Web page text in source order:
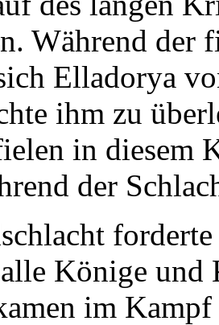
Während der
Elladorya
ihm zu
in diesem
der
Könige
im